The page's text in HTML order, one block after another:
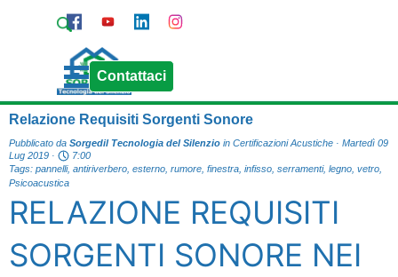
Vai ai contenuti
Salta menù
Pagina Contatti
Chiama Sorgedil
Contattaci
Relazione Requisiti Sorgenti Sonore
Pubblicato da Sorgedil Tecnologia del Silenzio in Certificazioni Acustiche · Martedì 09
Lug 2019 ·
7:00
Tags: pannelli, antiriverbero esterno rumore finestra infisso serramenti, legno vetro
Psicoacustica
RELAZIONE REQUISITI
SORGENTI SONORE NEI